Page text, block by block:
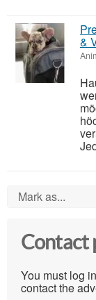
&
Mark as...
Contact
You must log
contact the